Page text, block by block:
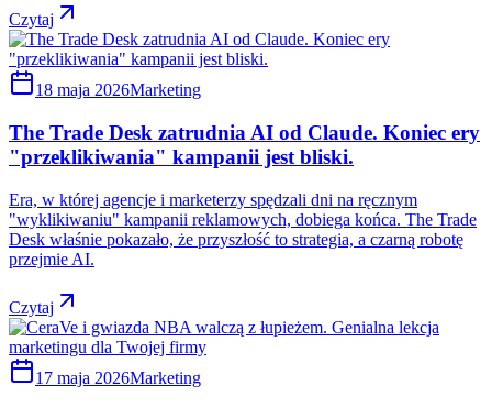
Czytaj
18 maja 2026Marketing
The Trade Desk zatrudnia AI od Claude. Koniec ery
"przeklikiwania" kampanii jest bliski.
Era, w której agencje i marketerzy spędzali dni na ręcznym
"wyklikiwaniu" kampanii reklamowych, dobiega końca. The Trade
Desk właśnie pokazało, że przyszłość to strategia, a czarną robotę
przejmie AI.
Czytaj
17 maja 2026Marketing